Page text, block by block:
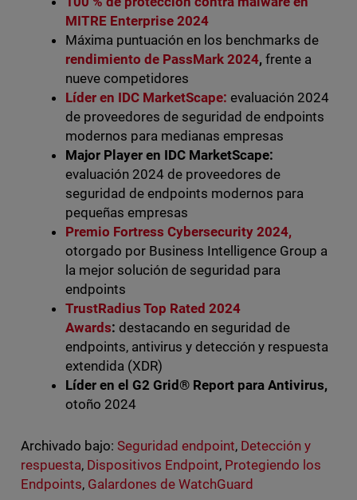
MITRE Enterprise 2024
Máxima puntuación en los benchmarks de
rendimiento de PassMark 2024, frente a
nueve competidores
Líder en IDC MarketScape: evaluación 2024
de proveedores de seguridad de endpoints
modernos para medianas empresas
Major Player en IDC MarketScape:
evaluación 2024 de proveedores de
seguridad de endpoints modernos para
pequeñas empresas
Premio Fortress Cybersecurity 2024,
otorgado por Business Intelligence Group a
la mejor solución de seguridad para
endpoints
TrustRadius Top Rated 2024
Awards: destacando en seguridad de
endpoints, antivirus y detección y respuesta
extendida (XDR)
Líder en el G2 Grid® Report para Antivirus,
otoño 2024
Archivado bajo: Seguridad endpoint, Detección y
respuesta, Dispositivos Endpoint, Protegiendo los
Endpoints, Galardones de WatchGuard